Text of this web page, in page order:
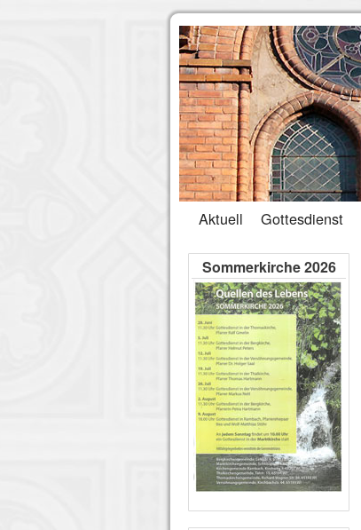
Aktuell Gottesdienst
Sommerkirche 2026